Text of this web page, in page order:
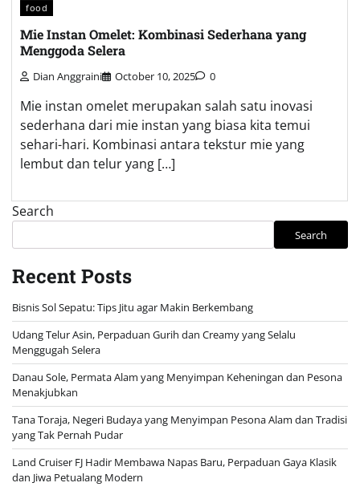
food
Mie Instan Omelet: Kombinasi Sederhana yang
Menggoda Selera
Dian Anggraini October 10, 2025 0
Mie instan omelet merupakan salah satu inovasi
sederhana dari mie instan yang biasa kita temui
sehari-hari. Kombinasi antara tekstur mie yang
lembut dan telur yang […]
Search
Search
Recent Posts
Bisnis Sol Sepatu: Tips Jitu agar Makin Berkembang
Udang Telur Asin, Perpaduan Gurih dan Creamy yang Selalu
Menggugah Selera
Danau Sole, Permata Alam yang Menyimpan Keheningan dan Pesona
Menakjubkan
Tana Toraja, Negeri Budaya yang Menyimpan Pesona Alam dan Tradisi
yang Tak Pernah Pudar
Land Cruiser FJ Hadir Membawa Napas Baru, Perpaduan Gaya Klasik
dan Jiwa Petualang Modern